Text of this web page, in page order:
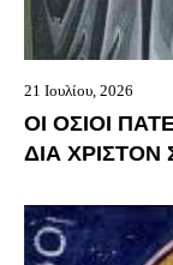
21 Ιουλίου, 2026
ΟΙ ΟΣΙΟΙ
ΔΙΑ ΧΡΙΣΤΟΝ